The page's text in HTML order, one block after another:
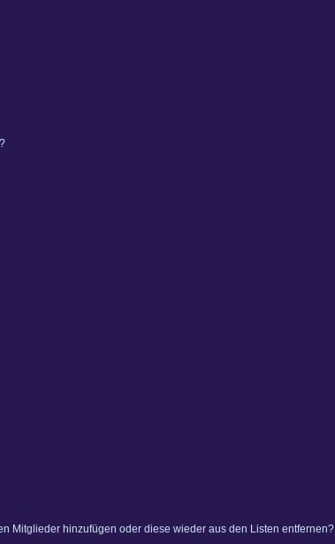
Mitglieder hinzufügen oder diese wieder aus den Listen entfernen?